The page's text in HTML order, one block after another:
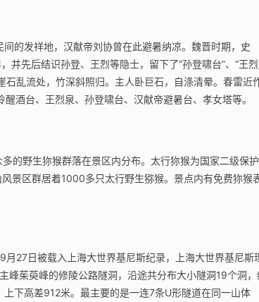
的发祥地，汉献帝刘协曾在此避暑纳凉。魏晋时期，史
并先后结识孙登、王烈等隐士，留下了“孙登啸台”、“王烈
石乱流处，竹深斜照归。主人卧巨石，自涤清晕。春雷近
酒台、王烈泉、孙登啸台、汉献帝避暑台、孝女塔等。
的野生狝猴群落在景区内分布。太行狝猴为国家二级保护
景区群居着1000多只太行野生猕猴。景点内有免费狝猴
27日被载入上海大世界基尼斯纪录，上海大世界基尼斯
峰茱萸峰的修陵公路隧洞，沿途共分布大小隧洞19个洞，
下高差912米。最主要的是一连7条U形隧道在同一山体